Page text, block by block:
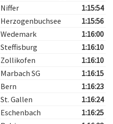
Niffer
1:15:54
Herzogenbuchsee
1:15:56
Wedemark
1:16:00
Steffisburg
1:16:10
Zollikofen
1:16:10
Marbach SG
1:16:15
Bern
1:16:23
St. Gallen
1:16:24
Eschenbach
1:16:25